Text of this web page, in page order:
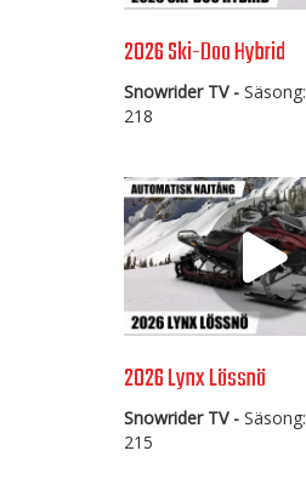
2026 Ski-Doo Hybrid
Snowrider TV - Säsong:
218
2026 Lynx Lössnö
Snowrider TV - Säsong:
215